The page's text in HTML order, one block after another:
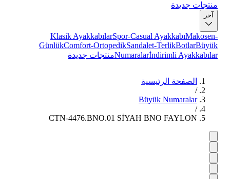
منتجات جديدة
آخر
Klasik AyakkabılarSpor-Casual AyakkabıMakosen-
GünlükComfort-OrtopedikSandalet-TerlikBotlarBüyük
Numaralarİndirimli Ayakkabılar منتجات جديدة
الصفحة الرئيسية
/
Büyük Numaralar
/
CTN-4476.BNO.01 SİYAH BNO FAYLON